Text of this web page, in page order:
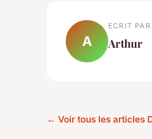
A
ECRIT PAR
Arthur
← Voir tous les articles